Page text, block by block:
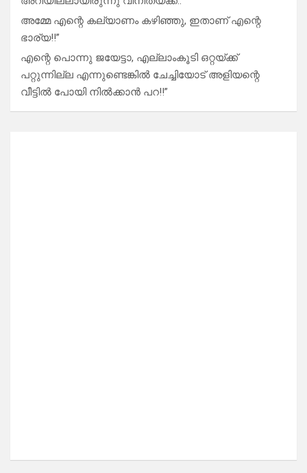
അമ്മേ എന്റെ കല്യാണം കഴിഞ്ഞു, ഇതാണ് എന്റെ
ഭാര്യ!!”
എന്റെ പൊന്നു ജയേട്ടാ, എല്ലാംകൂടി ഒറ്റയ്ക്ക്
പറ്റുന്നില്ല എന്നുണ്ടെങ്കിൽ ചേച്ചിയോട് അളിയന്റെ
വീട്ടിൽ പോയി നിൽക്കാൻ പറ!!”